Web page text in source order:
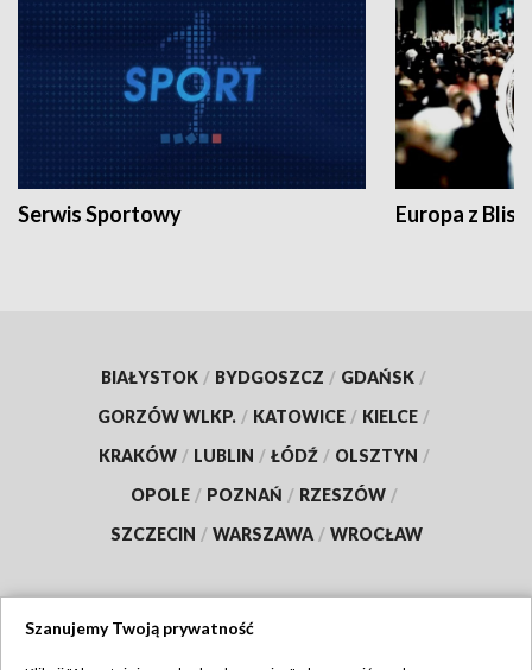
Serwis Sportowy Europa z
BIAŁYSTOK / BYDGOSZCZ / GDAŃSK /
GORZÓW WLKP. / KATOWICE / KIELCE /
KRAKÓW / LUBLIN / ŁÓDŹ / OLSZTYN /
OPOLE / POZNAŃ / RZESZÓW /
SZCZECIN / WARSZAWA / WROCŁAW
Szanujemy Twoją prywatność